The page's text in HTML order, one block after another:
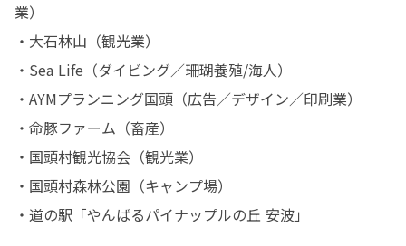
業）
・大石林山（観光業）
・Sea Life（ダイビング／珊瑚養殖/海人）
・AYMプランニング国頭（広告／デザイン／印刷業）
・命豚ファーム（畜産）
・国頭村観光協会（観光業）
・国頭村森林公園（キャンプ場）
・道の駅「やんばるパイナップルの丘 安波」